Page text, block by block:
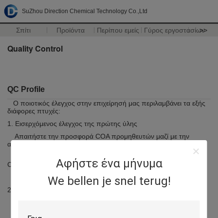
SuZhou Direction Chemical Technology Co.,Ltd
Σπίτι Προϊόντα Περίπου εμείς Γύρος εργοστασίων
>>
Αφήστε ένα μήνυμα
We bellen je snel terug!
Quality Control
QC Profile
Ο ποιοτικός έλεγχος στην επιχείρησή μας περιλαμβάνει τα εξής
διάφορες πτυχές:
1. Εισερχόμενος έλεγχος της πρώτης ύλης
Απαιτήστε την προσφορά COA προμηθευτών μαζί με την
αποστολή για τον έλεγχο
Επανελέγξτε την πρώτη ύλη, και επιβεβαιώστε το εισερχόμενο
COA.
2.Process έλεγχος της κατασκευής
Βάρος του βοηθητικού πράκτορα